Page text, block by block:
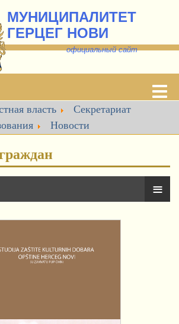
МУНИЦИПАЛИТЕТ
ГЕРЦЕГ НОВИ
официальный сайт
власть
Секретариат
Новости
≡